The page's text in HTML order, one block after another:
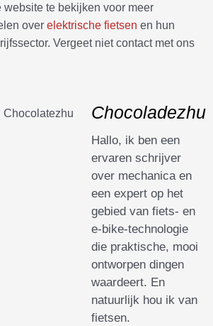
website te bekijken voor meer
over elektrische fietsen en hun
Vergeet niet contact met ons
Chocoladezhu
Hallo, ik ben een
ervaren schrijver
over mechanica en
een expert op het
gebied van fiets- en
e-bike-technologie
die praktische, mooi
ontworpen dingen
waardeert. En
natuurlijk hou ik van
fietsen.